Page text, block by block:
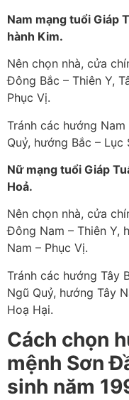
Nam mạng tuổi Giáp
hành Kim.
Nên chọn nhà, cửa
Đông Bắc – Thiên Y,
Phục Vị.
Tránh các hướng
Quỷ, hướng Bắc –
Nữ mạng tuổi Giáp
Hoả.
Nên chọn nhà, cửa
Đông Nam – Thiên Y,
Nam – Phục Vị.
Tránh các hướng Tây
Ngũ Quỷ, hướng Tây
Hoạ Hại.
Cách chọn
mệnh Sơn
sinh năm